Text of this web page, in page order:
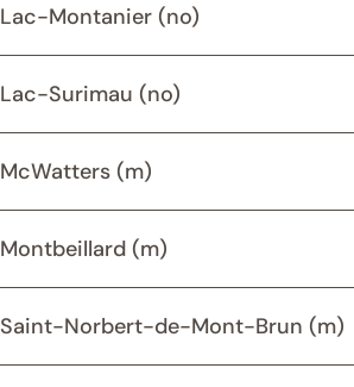
Lac-Montanier (no)
Lac-Surimau (no)
McWatters (m)
Montbeillard (m)
Saint-Norbert-de-Mont-Brun (m)